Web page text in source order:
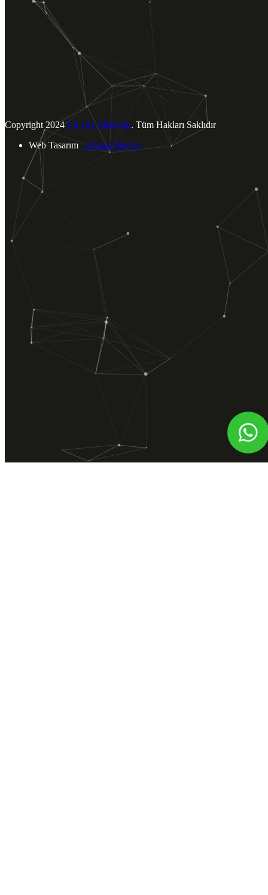
Tümünü Görüntüle
BİZE ULAŞIN
Yukarı Dudullu Mahallesi.
Tavukçu Yolu Cad. Şah Sok. No: 4
Ümraniye / İSTANBUL
info@yildizmekanik.com
Copyright 2024Yıl-Dız Mekanik. Tüm Hakları Saklıdır
Web Tasarım
Global Medya